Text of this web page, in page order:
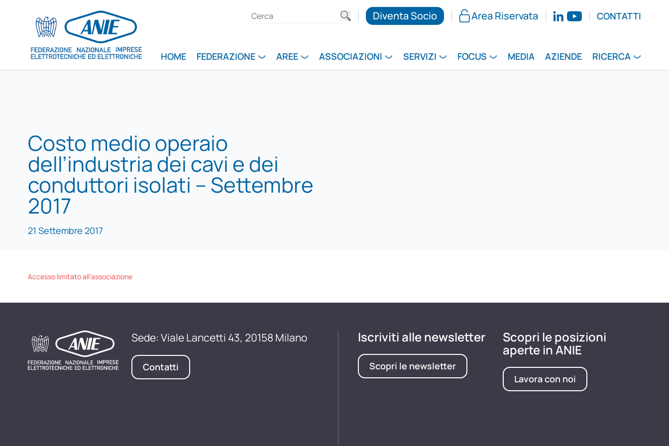
Diventa Socio Area Riservata CONTATTI
HOME FEDERAZIONE AREE ASSOCIAZIONI SERVIZI FOCUS MEDIA AZIENDE RICERCA
Costo medio operaio
dell’industria dei cavi e dei
conduttori isolati – Settembre
2017
21 Settembre 2017
Accesso limitato all'associazione
Sede: Viale Lancetti 43, 20158 Milano
Contatti
Iscriviti alle newsletter
Scopri le newsletter
Scopri le posizioni
aperte in ANIE
Lavora con noi